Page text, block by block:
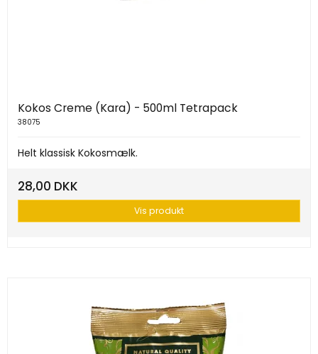
Kokos Creme (Kara) - 500ml Tetrapack
38075
Helt klassisk Kokosmælk.
28,00 DKK
Vis produkt